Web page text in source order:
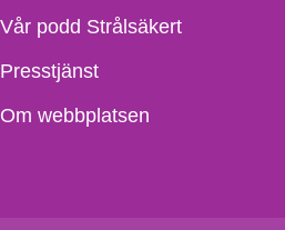
Vår podd Strålsäkert
Presstjänst
Om webbplatsen